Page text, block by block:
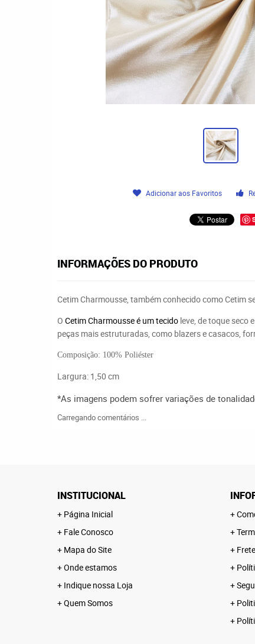
Adicionar aos Favoritos
INFORMAÇÕES DO PRODUTO
Cetim Charmousse, também conhecido como Cetim
O Cetim Charmousseé umtecido leve, de toque seco
peças mais estruturadas, como blazers e casacos,
Composição: 100% Poliéster
Largura: 1,50 cm
*As imagens podem sofrer variações de
Carregando comentários ...
INSTITUCIONAL
Página Inicial
Fale Conosco
Mapa do Site
Onde estamos
Indique nossa Loja
Quem Somos